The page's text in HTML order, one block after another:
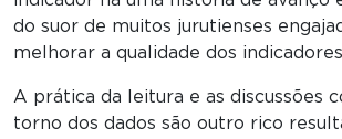
do suor de muitos jurutienses
melhorar a qualidade dos
A prática da leitura e as discussões
torno dos dados são outro rico